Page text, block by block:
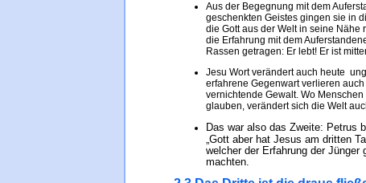
Aus der Begegnung mit dem
geschenkten Geistes gingen sie in
die Gott aus der Welt in seine Nähe
die Erfahrung mit dem
Rassen getragen: Er lebt! Er ist
Jesu Wort verändert auch heute
erfahrene Gegenwart verlieren
vernichtende Gewalt. Wo
glauben, verändert sich die Welt
Das war also das Zweite: Petrus
„Gott aber hat Jesus am dritten
welcher der Erfahrung der
machten.